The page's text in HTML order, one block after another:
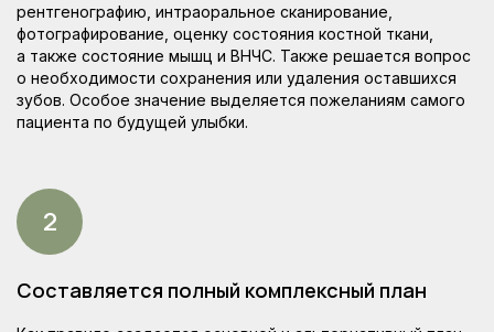
рентгенографию, интраоральное сканирование,
фотографирование, оценку состояния костной ткани,
а также состояние мышц и ВНЧС. Также решается вопрос
о необходимости сохранения или удаления оставшихся
зубов. Особое значение выделяется пожеланиям самого
пациента по будущей улыбки.
Составляется полный комплексный план